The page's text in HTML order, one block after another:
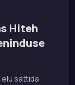
Hiteh
elu sättida